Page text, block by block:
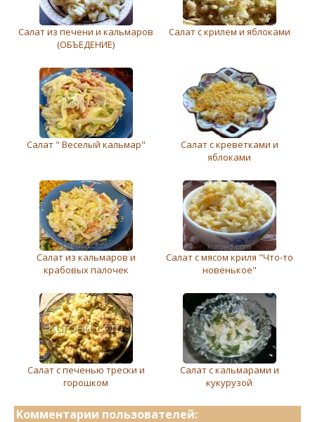
Салат из печени и кальмаров
(ОБЪЕДЕНИЕ)
Салат с крилем и яблоками
Салат " Веселый кальмар"
Салат с креветками и
яблоками
Салат из кальмаров и
крабовых палочек
Салат с мясом криля "Что-то
новенькое"
Салат с печенью трески и
горошком
Салат с кальмарами и
кукурузой
Комментарии пользователей: